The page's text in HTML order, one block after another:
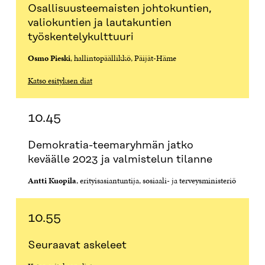
Osallisuusteemaisten johtokuntien,
valiokuntien ja lautakuntien
työskentelykulttuuri
Osmo Pieski, hallintopäällikkö, Päijät-Häme
Katso esityksen diat
10.45
Demokratia-teemaryhmän jatko
keväälle 2023 ja valmistelun tilanne
Antti Kuopila, erityisasiantuntija, sosiaali- ja terveysministeriö
10.55
Seuraavat askeleet